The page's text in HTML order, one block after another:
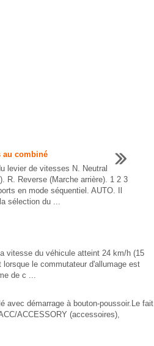
au combiné
levier de vitesses N. Neutral
R. Reverse (Marche arrière). 1 2 3
en mode séquentiel. AUTO. Il
sélection du ...
vitesse du véhicule atteint 24 km/h (15
le commutateur d'allumage est
de c ...
avec démarrage à bouton-poussoir.Le fait
ACCESSORY (accessoires),